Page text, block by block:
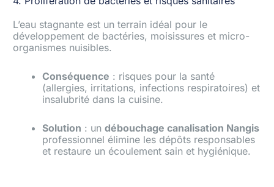
L’eau stagnante est un terrain idéal pour le
développement de bactéries, moisissures et micro-
organismes nuisibles.
Conséquence : risques pour la santé
(allergies, irritations, infections respiratoires) et
insalubrité dans la cuisine.
Solution : un débouchage canalisation Nangis
professionnel élimine les dépôts responsables
et restaure un écoulement sain et hygiénique.